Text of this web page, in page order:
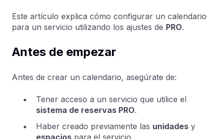
Este artículo explica cómo configurar un calendario
para un servicio utilizando los ajustes de PRO.
Antes de empezar
Antes de crear un calendario, asegúrate de:
Tener acceso a un servicio que utilice el
sistema de reservas PRO.
Haber creado previamente las unidades y
espacios para el servicio.